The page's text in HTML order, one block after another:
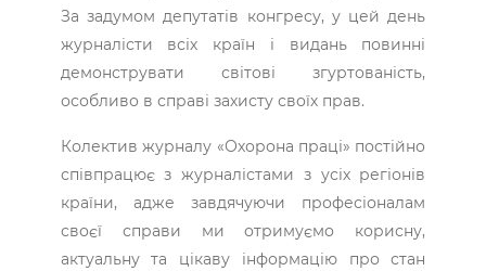
За задумом депутатів конгресу, у цей день
журналісти всіх країн і видань повинні
демонструвати світові згуртованість,
особливо в справі захисту своїх прав.
Колектив журналу «Охорона праці» постійно
співпрацює з журналістами з усіх регіонів
країни, адже завдячуючи професіоналам
своєї справи ми отримуємо корисну,
актуальну та цікаву інформацію про стан